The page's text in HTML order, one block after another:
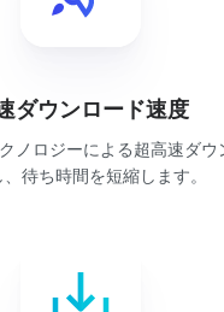
ダウンロード速度
ノロジーによる超高速ダウ
待ち時間を短縮します。